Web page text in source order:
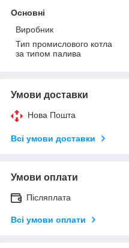
Основні
Виробник
Тип промислового котла
за типом палива
Умови доставки
Нова Пошта
Всі умови доставки
Умови оплати
Післяплата
Всі умови оплати